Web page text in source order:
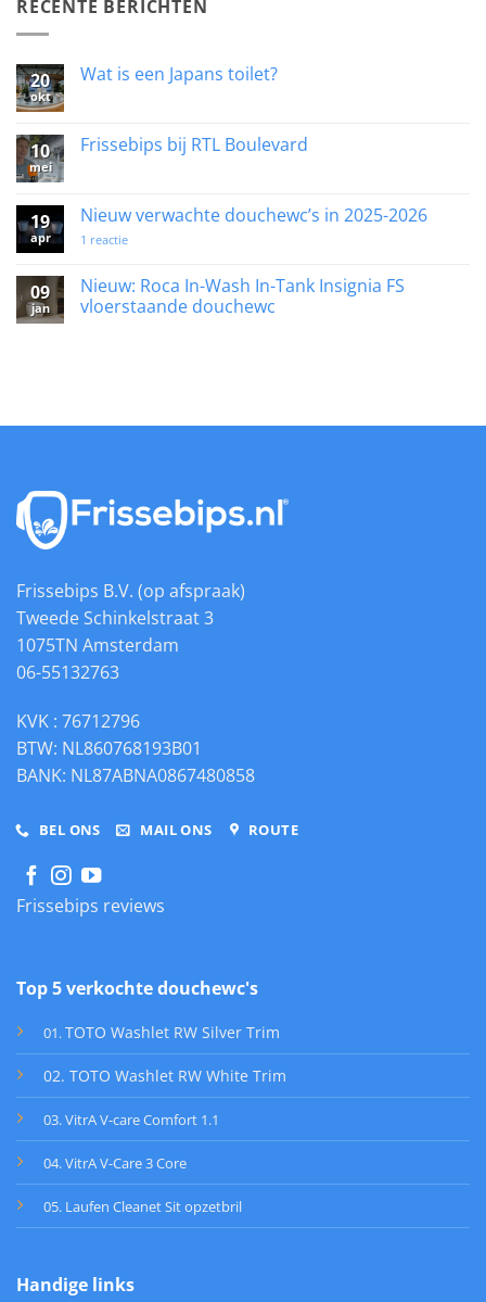
RECENTE BERICHTEN
20
okt
Wat is een Japans toilet?
Wat
is
10
mei
Frissebips bij RTL Boulevard
Frissebips
bij
RTL
19
apr
Nieuw verwachte douchewc’s in 2025-2026
1 reactieop
douchewc’s
in
2025-
09
jan
Nieuw: Roca In-Wash In-Tank Insignia FS
vloerstaande douchewc
In-
douchewc
Frissebips B.V. (op afspraak)
Tweede Schinkelstraat 3
1075TN Amsterdam
06-55132763
KVK : 76712796
BTW: NL860768193B01
BANK: NL87ABNA0867480858
BEL ONS MAIL ONS ROUTE
Frissebips reviews
Top 5 verkochte douchewc's
01 . TOTO Washlet RW Silver Trim
02. TOTO Washlet RW White Trim
03. VitrA V-care Comfort 1.1
04. VitrA V-Care 3 Core
05. Laufen Cleanet Sit opzetbril
Handige links